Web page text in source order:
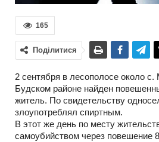
165
Поділитися
2 сентября в лесополосе около
Будском районе найден
житель. По свидетельству
злоупотреблял спиртным.
В этот же день по месту
самоубийством через повешение